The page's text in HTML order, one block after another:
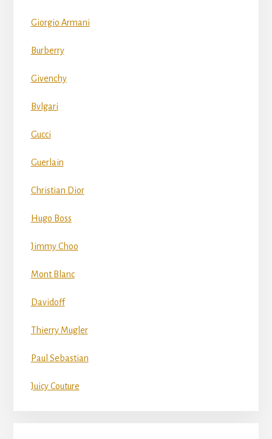
Giorgio Armani
Burberry
Givenchy
Bvlgari
Gucci
Guerlain
Christian Dior
Hugo Boss
Jimmy Choo
Mont Blanc
Davidoff
Thierry Mugler
Paul Sebastian
Juicy Couture